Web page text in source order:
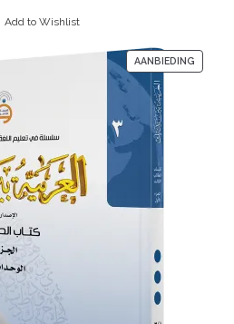
Add to Wishlist
AANBIEDING